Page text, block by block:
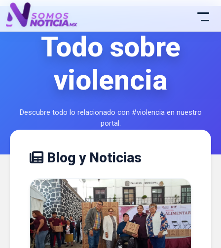
Todo sobre
violencia
Descubre todo lo relacionado con #violencia en nuestro
portal.
Blog y Noticias